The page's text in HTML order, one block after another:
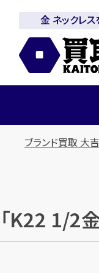
金 ネックレ
ブランド買取 大吉
「K22 1/2